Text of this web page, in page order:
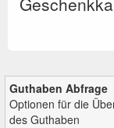
Guthaben Abfrage
Optionen für die
des Guthaben